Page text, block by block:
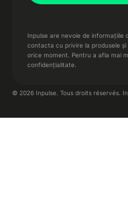
Inpulse are nevoie de
contacta cu privire la produsele
orice moment. Pentru a afla mai
confidențialitate.
© 2026 Inpulse. Tous droits réservés.